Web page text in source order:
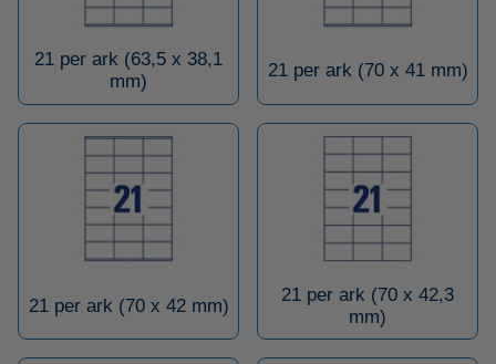
21 per ark (63,5 x 38,1
mm)
21 per ark (70 x 41 mm)
21 per ark (70 x 42 mm)
21 per ark (70 x 42,3
mm)